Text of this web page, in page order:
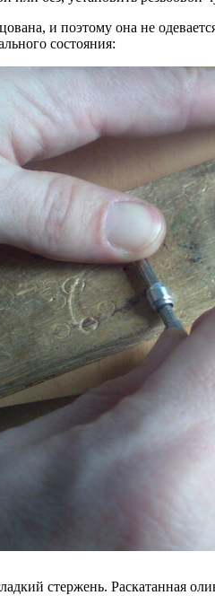
и поэтому она не
состояния:
стержень. Раскатанная